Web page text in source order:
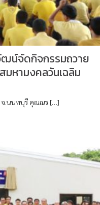
น์จัดกิจกรรมถวาย
มหามงคลวันเฉลิม
จ.นนทบุรี คุณณร […]